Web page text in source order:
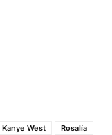
Kanye West Rosalía